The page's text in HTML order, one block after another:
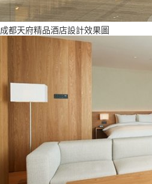
成都天府精品酒店設計效果圖